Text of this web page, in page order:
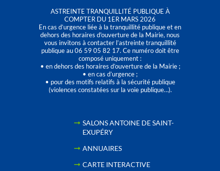
ASTREINTE TRANQUILLITÉ PUBLIQUE À
COMPTER DU 1ER MARS 2026
En cas d’urgence liée à la tranquillité publique et en
dehors des horaires d'ouverture de la Mairie, nous
vous invitons à contacter l’astreinte tranquillité
publique au 06 59 05 82 17. Ce numéro doit être
composé uniquement :
• en dehors des horaires d’ouverture de la Mairie ;
• en cas d’urgence ;
• pour des motifs relatifs à la sécurité publique
(violences constatées sur la voie publique…).
SALONS ANTOINE DE SAINT-
EXUPÉRY
ANNUAIRES
CARTE INTERACTIVE